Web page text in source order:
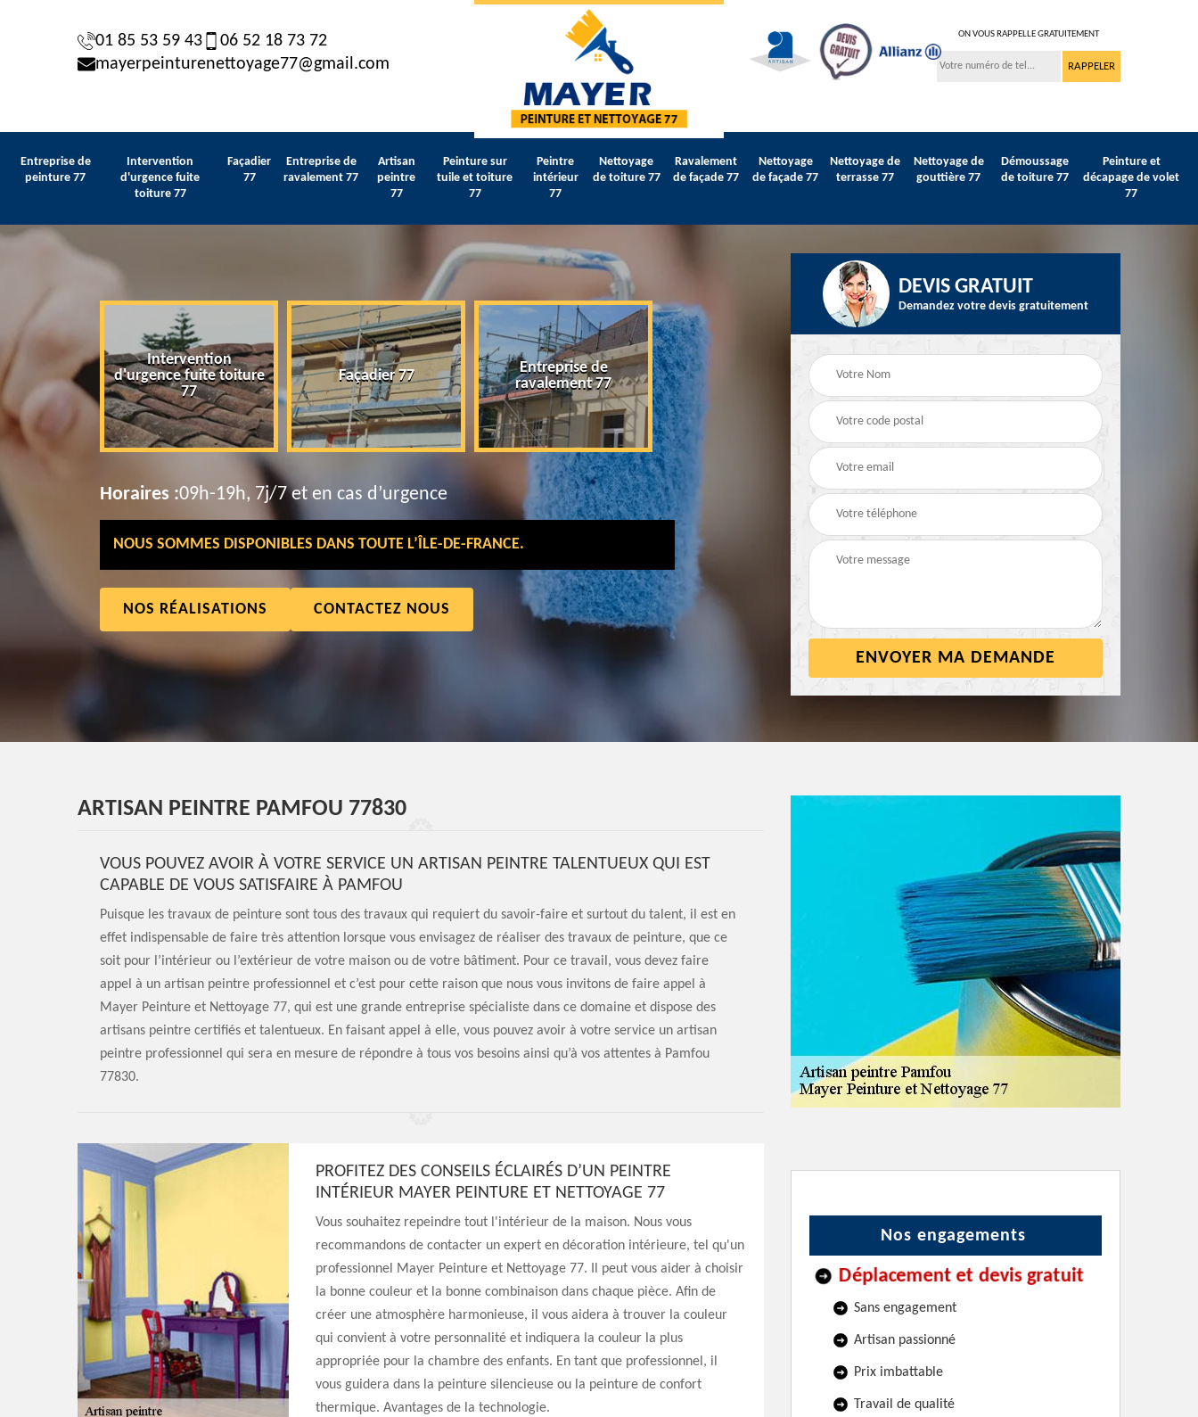
01 85 53 59 43
06 52 18 73 72
mayerpeinturenettoyage77@gmail.com
ON VOUS RAPPELLE GRATUITEMENT
Entreprise de
peinture 77
Intervention
d'urgence fuite
toiture 77
Façadier
77
Entreprise de
ravalement 77
Artisan
peintre
77
Peinture sur
tuile et toiture
77
Peintre
intérieur
77
Nettoyage
de toiture 77
Ravalement
de façade 77
Nettoyage
de façade 77
Nettoyage de
terrasse 77
Nettoyage de
gouttière 77
Démoussage
de toiture 77
Peinture et
décapage de volet
77
peinture
Intervention
d'urgence fuite toiture
77
Façadier 77
Entreprise de
ravalement 77
Artisan peintre 77
Peinture sur tuile et
Peintre intérieur 77
Horaires :09h-19h, 7j/7 et en cas d’urgence
NOUS SOMMES DISPONIBLES DANS TOUTE L’ÎLE-DE-FRANCE.
NOS RÉALISATIONS CONTACTEZ NOUS
DEVIS GRATUIT
Demandez votre devis gratuitement
ARTISAN PEINTRE PAMFOU 77830
VOUS POUVEZ AVOIR À VOTRE SERVICE UN ARTISAN PEINTRE TALENTUEUX QUI EST
CAPABLE DE VOUS SATISFAIRE À PAMFOU
Puisque les travaux de peinture sont tous des travaux qui requiert du savoir-faire et surtout du talent, il est en
effet indispensable de faire très attention lorsque vous envisagez de réaliser des travaux de peinture, que ce
soit pour l’intérieur ou l’extérieur de votre maison ou de votre bâtiment. Pour ce travail, vous devez faire
appel à un artisan peintre professionnel et c’est pour cette raison que nous vous invitons de faire appel à
Mayer Peinture et Nettoyage 77, qui est une grande entreprise spécialiste dans ce domaine et dispose des
artisans peintre certifiés et talentueux. En faisant appel à elle, vous pouvez avoir à votre service un artisan
peintre professionnel qui sera en mesure de répondre à tous vos besoins ainsi qu’à vos attentes à Pamfou
77830.
PROFITEZ DES CONSEILS ÉCLAIRÉS D’UN PEINTRE
INTÉRIEUR MAYER PEINTURE ET NETTOYAGE 77
Vous souhaitez repeindre tout l'intérieur de la maison. Nous vous
recommandons de contacter un expert en décoration intérieure, tel qu'un
professionnel Mayer Peinture et Nettoyage 77. Il peut vous aider à choisir
la bonne couleur et la bonne combinaison dans chaque pièce. Afin de
créer une atmosphère harmonieuse, il vous aidera à trouver la couleur
qui convient à votre personnalité et indiquera la couleur la plus
appropriée pour la chambre des enfants. En tant que professionnel, il
vous guidera dans la peinture silencieuse ou la peinture de confort
thermique. Avantages de la technologie.
Nos engagements
Déplacement et devis gratuit
Sans engagement
Artisan passionné
Prix imbattable
Travail de qualité